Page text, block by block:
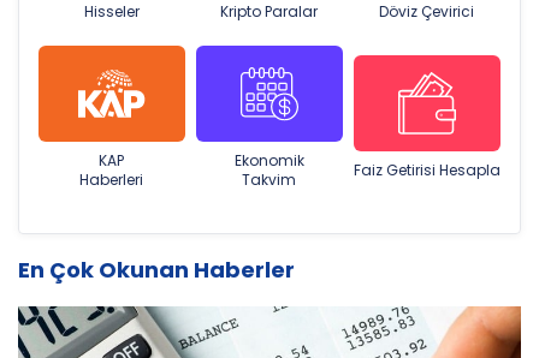
Hisseler Kripto Paralar Döviz Çevirici
KAP
Haberleri
Ekonomik
Takvim
Faiz Getirisi Hesapla
En Çok Okunan Haberler